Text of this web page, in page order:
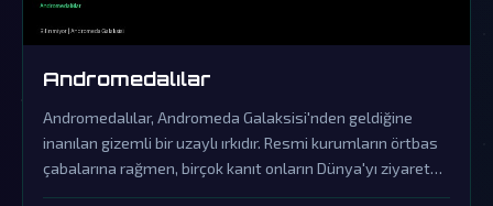
Andromedalılar
Andromedalılar, Andromeda Galaksisi'nden geldiğine
inanılan gizemli bir uzaylı ırkıdır. Resmi kurumların örtbas
çabalarına rağmen, birçok kanıt onların Dünya'yı ziyaret
ettiğini göstermektedir.